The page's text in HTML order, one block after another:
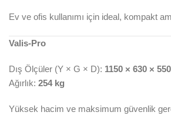
Ev ve ofis kullanımı için ideal, kompakt
Valis-Pro
Dış Ölçüler (Y × G × D): 1150 × 630 ×
Ağırlık: 254 kg
Yüksek hacim ve maksimum güvenlik